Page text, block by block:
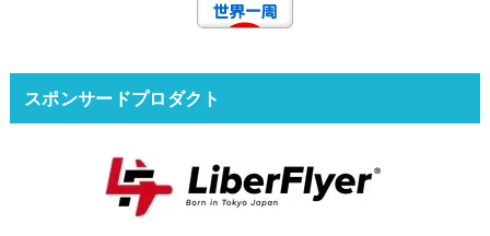
スポンサードプロダクト